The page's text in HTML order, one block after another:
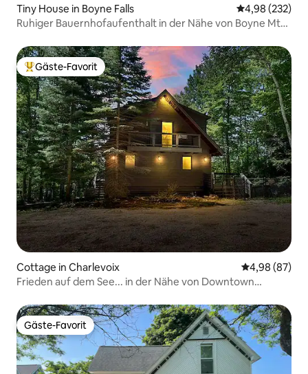
Tiny House in Boyne Falls
4,98 (232)
Ruhiger Bauernhofaufenthalt in der Nähe von Boyne Mtn.
Beliebter Gäste-Favorit.
Gäste-Favorit
Cottage in Charlevoix
4,98 (87)
Frieden auf dem See... in der Nähe von Downtown
Gäste-Favorit
Gäste-Favorit